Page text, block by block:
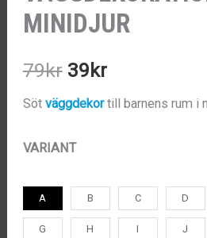
MINIDJUR
79kr Det
ursprungliga
priset
79kr.
39 krDet
nuvarande
39kr.
Söt väggdekortill barnens rum i
VARIANT
A B C D
G H I J